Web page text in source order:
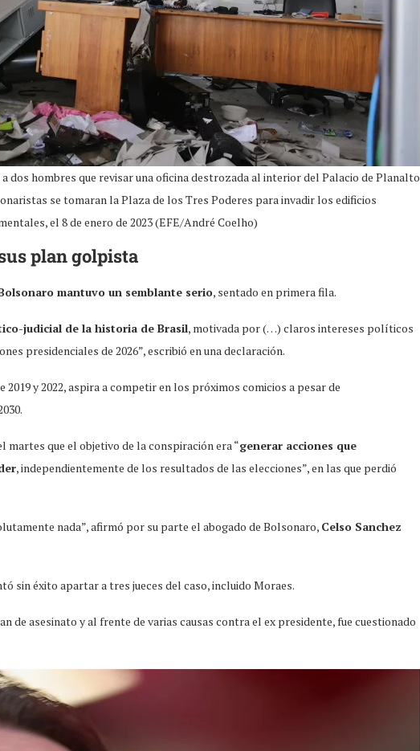
dos hombres que revisar una oficina destrozada al interior del Palacio de Planalto
se tomaran la Plaza de los Tres Poderes para invadir los edificios
el 8 de enero de 2023 (EFE/André Coelho)
plan golpista
mantuvo un semblante serio, sentado en primera fila.
judicial de la historia de Brasil, motivada por (…) claros intereses políticos
presidenciales de 2026”, escribió en una declaración.
y 2022, aspira a competir en los próximos comicios a pesar de
martes que el objetivo de la conspiración era “generar acciones que
, independientemente de los resultados de las elecciones”, en las que perdió
nada”, afirmó por su parte el abogado de Bolsonaro, Celso Sanchez
sin éxito apartar a tres jueces del caso, incluido Moraes.
de asesinato y al frente de varias causas contra el ex presidente, fue cuestionado